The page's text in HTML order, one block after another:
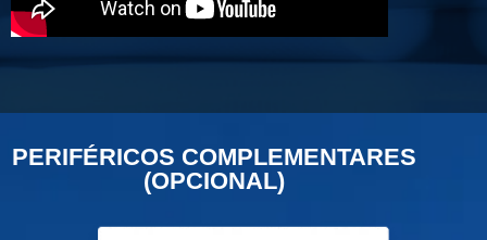
PERIFÉRICOS COMPLEMENTARES
(OPCIONAL)